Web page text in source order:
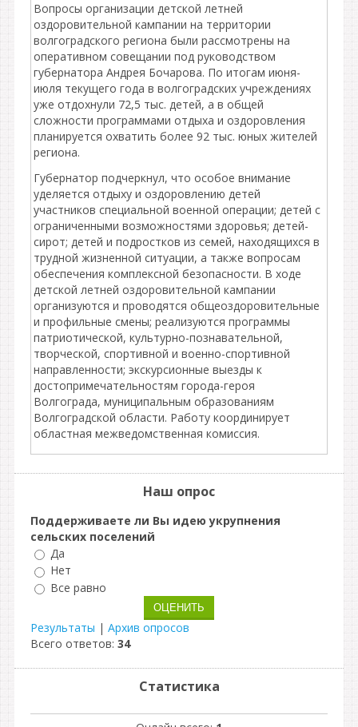
Вопросы организации детской летней
оздоровительной кампании на территории
волгоградского региона были рассмотрены на
оперативном совещании под руководством
губернатора Андрея Бочарова. По итогам июня-
июля текущего года в волгоградских учреждениях
уже отдохнули 72,5 тыс. детей, а в общей
сложности программами отдыха и оздоровления
планируется охватить более 92 тыс. юных жителей
региона.
Губернатор подчеркнул, что особое внимание
уделяется отдыху и оздоровлению детей
участников специальной военной операции; детей с
ограниченными возможностями здоровья; детей-
сирот; детей и подростков из семей, находящихся в
трудной жизненной ситуации, а также вопросам
обеспечения комплексной безопасности. В ходе
детской летней оздоровительной кампании
организуются и проводятся общеоздоровительные
и профильные смены; реализуются программы
патриотической, культурно-познавательной,
творческой, спортивной и военно-спортивной
направленности; экскурсионные выезды к
достопримечательностям города-героя
Волгограда, муниципальным образованиям
Волгоградской области. Работу координирует
областная межведомственная комиссия.
Наш опрос
Поддерживаете ли Вы идею укрупнения
сельских поселений
Да
Нет
Все равно
Результаты | Архив опросов
Всего ответов: 34
Статистика